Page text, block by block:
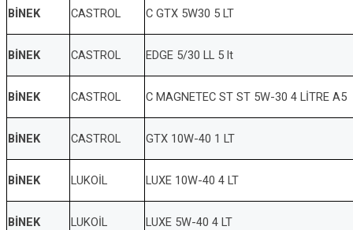
BİNEK CASTROL C GTX 5W30 5 LT
BİNEK CASTROL EDGE 5/30 LL 5 lt
BİNEK CASTROL C MAGNETEC ST ST 5W-30 4 LİTRE A5
BİNEK CASTROL GTX 10W-40 1 LT
BİNEK LUKOİL LUXE 10W-40 4 LT
BİNEK LUKOİL LUXE 5W-40 4 LT